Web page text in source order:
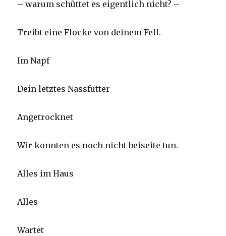
– warum schüttet es eigentlich nicht? –
Treibt eine Flocke von deinem Fell.
Im Napf
Dein letztes Nassfutter
Angetrocknet
Wir konnten es noch nicht beiseite tun.
Alles im Haus
Alles
Wartet